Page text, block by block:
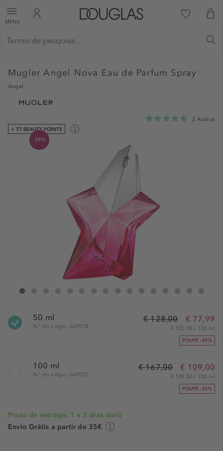
MENU
MuglerAngel Nova Eau de Parfum Spray
Angel
2 Avaliar
+ 77 BEAUTY POINTS
-39%
Mugler Angel Nova Eau de Parfum Spray
50 ml
N.° do artigo: 669018
€ 128,00 € 77,99
€ 155,98 / 100 ml
POUPE -39%
100 ml
N.° do artigo: 669021
€ 167,00 € 109,00
€ 109,00 / 100 ml
POUPE -35%
Prazo de entrega: 1 a 3 dias úteis
Envio Grátis a partir de 35€